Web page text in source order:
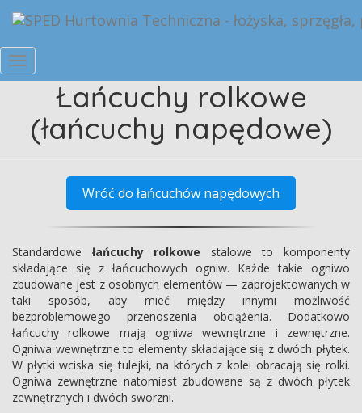
Przełącz
NawigacjęŁańcuchy rolkowe
(łańcuchy napędowe)
Wróć do łańcuchów napędowych
Standardowe łańcuchy rolkowe stalowe to komponenty
składające się z łańcuchowych ogniw. Każde takie ogniwo
zbudowane jest z osobnych elementów — zaprojektowanych w
taki sposób, aby mieć między innymi możliwość
bezproblemowego przenoszenia obciążenia. Dodatkowo
łańcuchy rolkowe mają ogniwa wewnętrzne i zewnętrzne.
Ogniwa wewnętrzne to elementy składające się z dwóch płytek.
W płytki wciska się tulejki, na których z kolei obracają się rolki.
Ogniwa zewnętrzne natomiast zbudowane są z dwóch płytek
zewnętrznych i dwóch sworzni.